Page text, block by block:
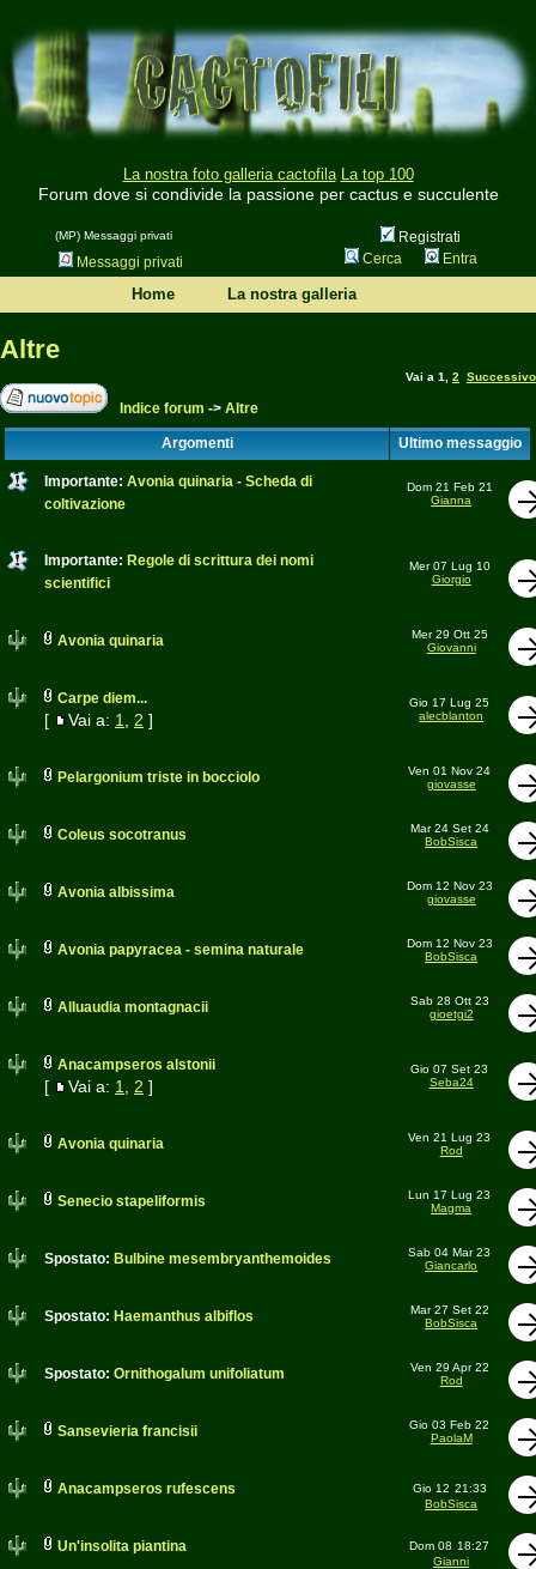
La nostra foto galleria cactofila La top 100
Forum dove si condivide la passione per cactus e succulente
(MP) Messaggi privati
Registrati
Messaggi privati
Cerca Entra
Home La nostra galleria
Altre
Vai a 1 2 Successivo
Indice forum -> Altre
Argomenti Ultimo messaggio
Importante: Avonia quinaria - Scheda di
coltivazione
Dom 21 Feb 21
Gianna
Importante: Regole di scrittura dei nomi
scientifici
Mer 07 Lug 10
Giorgio
Avonia quinaria
Mer 29 Ott 25
Giovanni
Carpe diem...
[ Vai a: 1 2 ]
Gio 17 Lug 25
alecblanton
Pelargonium triste in bocciolo
Ven 01 Nov 24
giovasse
Coleus socotranus
Mar 24 Set 24
BobSisca
Avonia albissima
Dom 12 Nov 23
giovasse
Avonia papyracea - semina naturale
Dom 12 Nov 23
BobSisca
Alluaudia montagnacii
Sab 28 Ott 23
gioetgi2
Anacampseros alstonii
[ Vai a: 1 2 ]
Gio 07 Set 23
Seba24
Avonia quinaria
Ven 21 Lug 23
Rod
Senecio stapeliformis
Lun 17 Lug 23
Magma
Spostato: Bulbine mesembryanthemoides
Sab 04 Mar 23
Giancarlo
Spostato: Haemanthus albiflos
Mar 27 Set 22
BobSisca
Spostato: Ornithogalum unifoliatum
Ven 29 Apr 22
Rod
Sansevieria francisii
Gio 03 Feb 22
PaolaM
Anacampseros rufescens Gio 12 21:33
BobSisca
Un'insolita piantina Dom 08 18:27
Gianni